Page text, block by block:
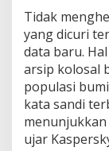
Tidak
yang dicuri
data baru.
arsip kolosal
populasi
kata sandi
ujar